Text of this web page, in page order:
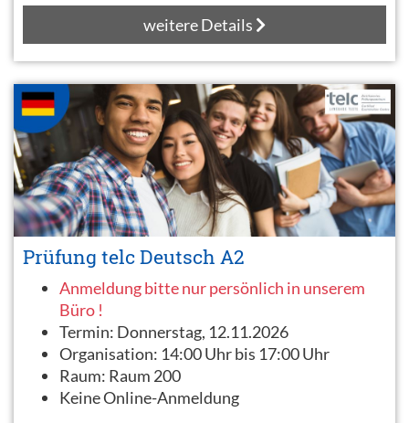
weitere Details
Prüfung telc Deutsch A2
Anmeldung bitte nur persönlich in unserem
Büro !
Termin: Donnerstag, 12.11.2026
Organisation: 14:00 Uhr bis 17:00 Uhr
Raum: Raum 200
Keine Online-Anmeldung